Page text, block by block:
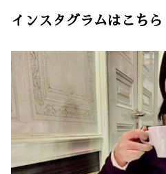
インスタグラムはこちら